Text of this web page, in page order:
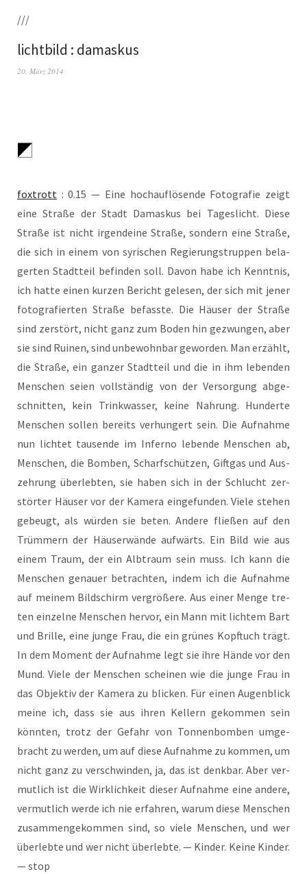
///
lichtbild : damaskus
20. März 2014
fox­trott : 0.15 — Eine hoch­auf­lö­sen­de Foto­gra­fie zeigt
eine Stra­ße der Stadt Damas­kus bei Tages­licht. Die­se
Stra­ße ist nicht irgend­ei­ne Stra­ße, son­dern eine Stra­ße,
die sich in einem von syri­schen Regie­rungs­trup­pen bela­
ger­ten Stadt­teil befin­den soll. Davon habe ich Kennt­nis,
ich hat­te einen kur­zen Bericht gele­sen, der sich mit jener
foto­gra­fier­ten Stra­ße befass­te. Die Häu­ser der Stra­ße
sind zer­stört, nicht ganz zum Boden hin gezwun­gen, aber
sie sind Rui­nen, sind unbe­wohn­bar gewor­den. Man erzählt,
die Stra­ße, ein gan­zer Stadt­teil und die in ihm leben­den
Men­schen sei­en voll­stän­dig von der Ver­sor­gung abge­
schnit­ten, kein Trink­was­ser, kei­ne Nah­rung. Hun­der­te
Men­schen sol­len bereits ver­hun­gert sein. Die Auf­nah­me
nun lich­tet tau­sen­de im Infer­no leben­de Men­schen ab,
Men­schen, die Bom­ben, Scharf­schüt­zen, Gift­gas und Aus­
zeh­rung über­leb­ten, sie haben sich in der Schlucht zer­
stör­ter Häu­ser vor der Kame­ra ein­ge­fun­den. Vie­le ste­hen
gebeugt, als wür­den sie beten. Ande­re flie­ßen auf den
Trüm­mern der Häu­ser­wän­de auf­wärts. Ein Bild wie aus
einem Traum, der ein Alb­traum sein muss. Ich kann die
Men­schen genau­er betrach­ten, indem ich die Auf­nah­me
auf mei­nem Bild­schirm ver­grö­ße­re. Aus einer Men­ge tre­
ten ein­zel­ne Men­schen her­vor, ein Mann mit lich­tem Bart
und Bril­le, eine jun­ge Frau, die ein grü­nes Kopf­tuch trägt.
In dem Moment der Auf­nah­me legt sie ihre Hän­de vor den
Mund. Vie­le der Men­schen schei­nen wie die jun­ge Frau in
das Objek­tiv der Kame­ra zu bli­cken. Für einen Augen­blick
mei­ne ich, dass sie aus ihren Kel­lern gekom­men sein
könn­ten, trotz der Gefahr von Ton­nen­bom­ben umge­
bracht zu wer­den, um auf die­se Auf­nah­me zu kom­men, um
nicht ganz zu ver­schwin­den, ja, das ist denk­bar. Aber ver­
mut­lich ist die Wirk­lich­keit die­ser Auf­nah­me eine ande­re,
ver­mut­lich wer­de ich nie erfah­ren, war­um die­se Men­schen
zusam­men­ge­kom­men sind, so vie­le Men­schen, und wer
über­leb­te und wer nicht über­leb­te. — Kin­der. Kei­ne Kin­der.
— stop